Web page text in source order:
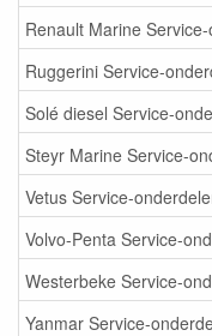
Renault Marine
Ruggerini Service-
Solé diesel Service-
Steyr Marine Service-
Vetus Service-
Volvo-Penta Service-
Westerbeke Service-
Yanmar Service-